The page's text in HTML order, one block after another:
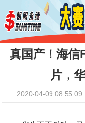
真国产！海信
片，
2020-04-09 08:55:09